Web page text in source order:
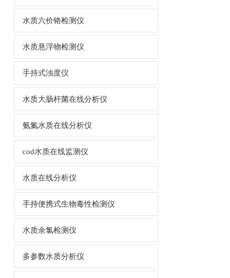
水质六价铬检测仪
水质悬浮物检测仪
手持式浊度仪
水质大肠杆菌在线分析仪
氨氮水质在线分析仪
cod水质在线监测仪
水质在线分析仪
手持便携式生物毒性检测仪
水质余氯检测仪
多参数水质分析仪